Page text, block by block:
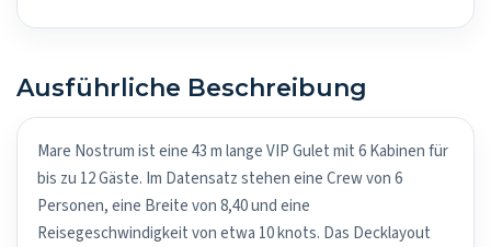
Ausführliche Beschreibung
Mare Nostrum ist eine 43 m lange VIP Gulet mit 6 Kabinen für
bis zu 12 Gäste. Im Datensatz stehen eine Crew von 6
Personen, eine Breite von 8,40 und eine
Reisegeschwindigkeit von etwa 10 knots. Das Decklayout